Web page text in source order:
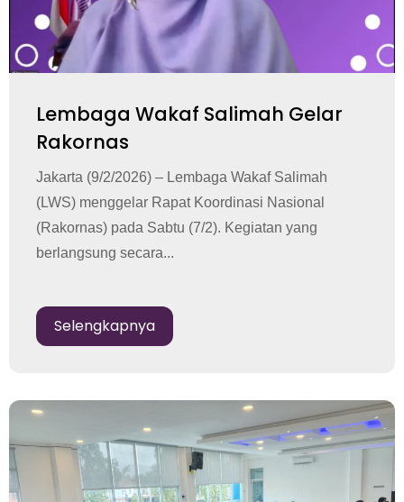
Lembaga Wakaf Salimah Gelar
Rakornas
Jakarta (9/2/2026) – Lembaga Wakaf Salimah
(LWS) menggelar Rapat Koordinasi Nasional
(Rakornas) pada Sabtu (7/2). Kegiatan yang
berlangsung secara...
Selengkapnya